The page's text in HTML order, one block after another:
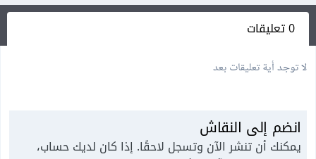
0 تعليقات
لا توجد أية تعليقات بعد
انضم إلى النقاش
يمكنك أن تنشر الآن وتسجل لاحقًا. إذا كان لديك حساب،